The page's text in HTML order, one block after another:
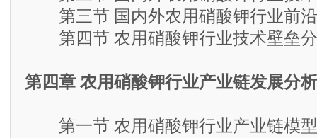
第三节 国内外农用硝酸钾行业前
第四节 农用硝酸钾行业技术壁垒
第四章 农用硝酸钾行业产业链发展分析
第一节 农用硝酸钾行业产业链模